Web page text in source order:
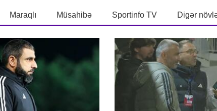
Maraqlı Müsahibə Sportinfo TV Digər